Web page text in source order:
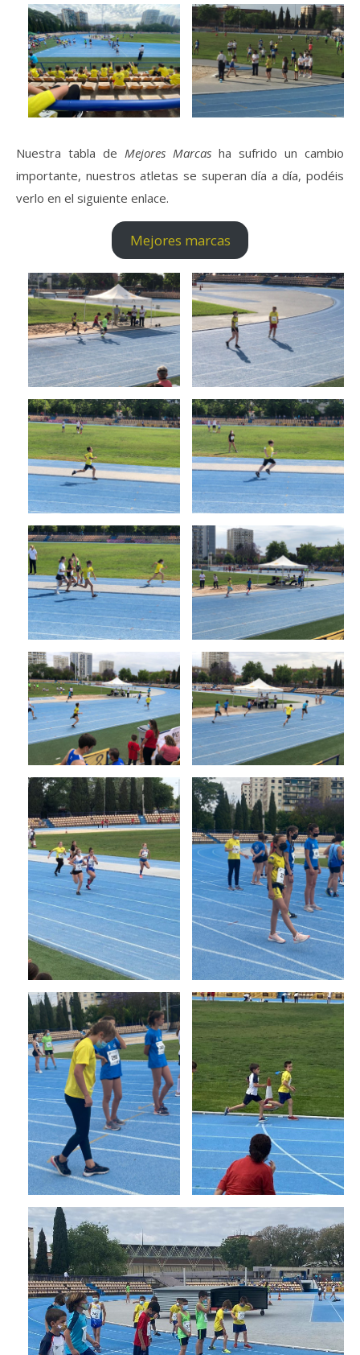
Nuestra tabla de Mejores Marcas ha sufrido un cambio
importante, nuestros atletas se superan día a día, podéis
verlo en el siguiente enlace.
Mejores marcas